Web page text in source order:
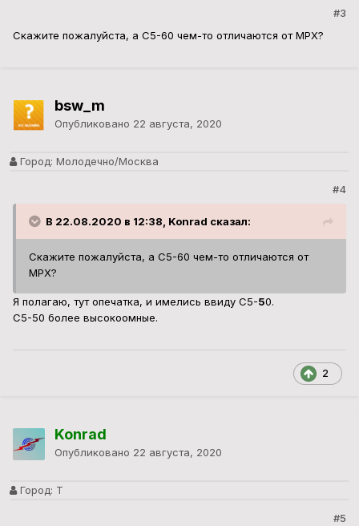
#3
Скажите пожалуйста, а С5-60 чем-то отличаются от МРХ?
bsw_m
Опубликовано 22 августа, 2020
Город: Молодечно/Москва
#4
В 22.08.2020 в 12:38, Konrad сказал:
Скажите пожалуйста, а С5-60 чем-то отличаются от
МРХ?
Я полагаю, тут опечатка, и имелись ввиду С5-50.
С5-50 более высокоомные.
2
Konrad
Опубликовано 22 августа, 2020
Город: Т
#5